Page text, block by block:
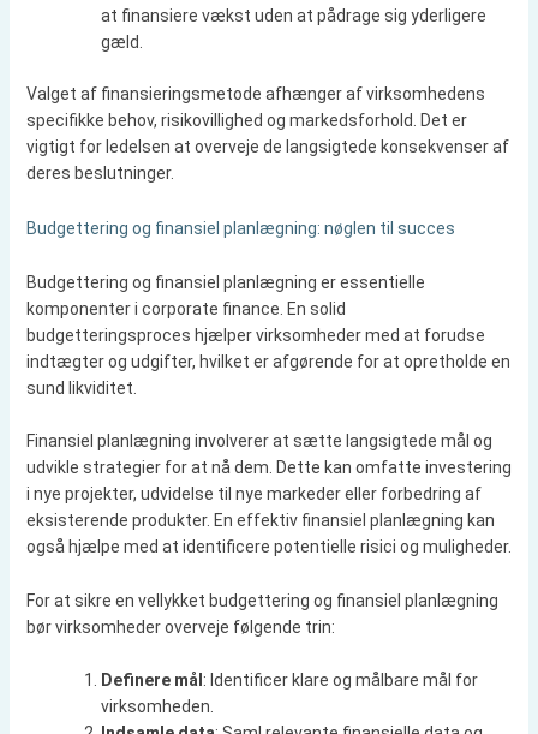
at finansiere vækst uden at pådrage sig yderligere
gæld.
Valget af finansieringsmetode afhænger af virksomhedens
specifikke behov, risikovillighed og markedsforhold. Det er
vigtigt for ledelsen at overveje de langsigtede konsekvenser af
deres beslutninger.
Budgettering og finansiel planlægning: nøglen til succes
Budgettering og finansiel planlægning er essentielle
komponenter i corporate finance. En solid
budgetteringsproces hjælper virksomheder med at forudse
indtægter og udgifter, hvilket er afgørende for at opretholde en
sund likviditet.
Finansiel planlægning involverer at sætte langsigtede mål og
udvikle strategier for at nå dem. Dette kan omfatte investering
i nye projekter, udvidelse til nye markeder eller forbedring af
eksisterende produkter. En effektiv finansiel planlægning kan
også hjælpe med at identificere potentielle risici og muligheder.
For at sikre en vellykket budgettering og finansiel planlægning
bør virksomheder overveje følgende trin:
Definere mål : Identificer klare og målbare mål for
virksomheden.